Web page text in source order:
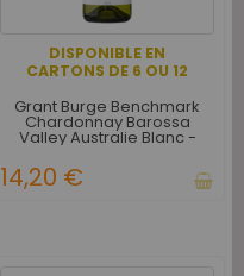
DISPONIBLE EN
CARTONS DE 6 OU 12
Grant Burge Benchmark
Chardonnay Barossa
Valley Australie Blanc -
14,20 €